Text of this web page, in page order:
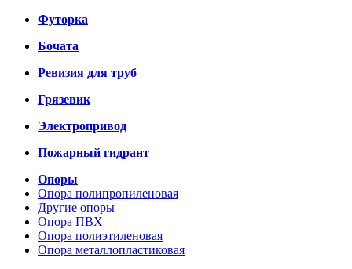
Футорка
Бочата
Ревизия для труб
Грязевик
Электропривод
Пожарный гидрант
Опоры
Опора полипропиленовая
Другие опоры
Опора ПВХ
Опора полиэтиленовая
Опора металлопластиковая